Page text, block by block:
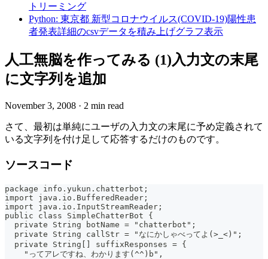
トリーミング
Python: 東京都 新型コロナウイルス(COVID-19)陽性患
者発表詳細のcsvデータを積み上げグラフ表示
人工無脳を作ってみる (1)入力文の末尾
に文字列を追加
November 3, 2008 · 2 min read
さて、最初は単純にユーザの入力文の末尾に予め定義されて
いる文字列を付け足して応答するだけのものです。
ソースコード
package info.yukun.chatterbot;
import java.io.BufferedReader;
import java.io.InputStreamReader;
public class SimpleChatterBot {
  private String botName = "chatterbot";
  private String callStr = "なにかしゃべってよ(>_<)";
  private String[] suffixResponses = {
    "ってアレですね、わかります(^^)b",